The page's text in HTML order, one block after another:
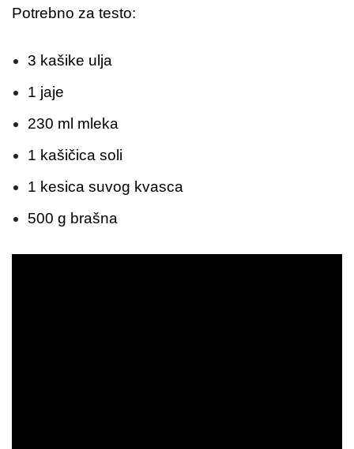
Potrebno za testo:
3 kašike ulja
1 jaje
230 ml mleka
1 kašičica soli
1 kesica suvog kvasca
500 g brašna